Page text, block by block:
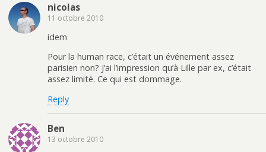
nicolas
11 octobre 2010
idem
Pour la human race, c’était un événement assez
parisien non? J’ai l’impression qu’à Lille par ex, c’était
assez limité. Ce qui est dommage.
Reply
Ben
13 octobre 2010